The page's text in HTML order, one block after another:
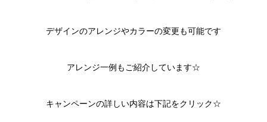
デザインのアレンジやカラーの変更も可能です
アレンジ一例もご紹介しています☆
キャンペーンの詳しい内容は下記をクリック☆